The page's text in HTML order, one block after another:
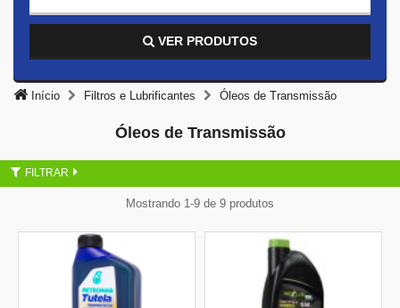
VER PRODUTOS
Início Filtros e Lubrificantes Óleos de Transmissão
Óleos de Transmissão
FILTRAR
Mostrando 1-9 de 9 produtos